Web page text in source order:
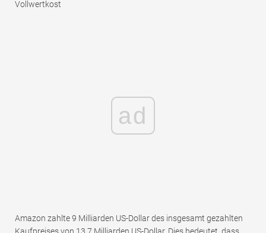
Vollwertkost
ad
Amazon zahlte 9 Milliarden US-Dollar des insgesamt gezahlten